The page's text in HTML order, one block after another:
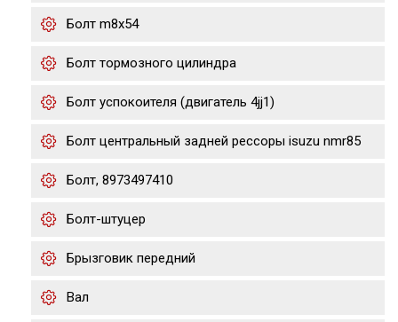
Болт m8x54
Болт тормозного цилиндра
Болт успокоителя (двигатель 4jj1)
Болт центральный задней рессоры isuzu nmr85
Болт, 8973497410
Болт-штуцер
Брызговик передний
Вал